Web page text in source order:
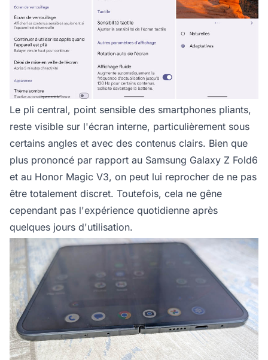
Le pli central, point sensible des smartphones pliants,
reste visible sur l'écran interne, particulièrement sous
certains angles et avec des contenus clairs. Bien que
plus prononcé par rapport au Samsung Galaxy Z Fold6
et au Honor Magic V3, on peut lui reprocher de ne pas
être totalement discret. Toutefois, cela ne gêne
cependant pas l'expérience quotidienne après
quelques jours d'utilisation.